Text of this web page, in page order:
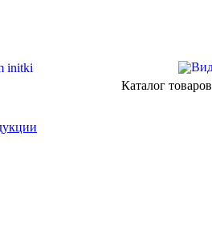
Каталог товаров